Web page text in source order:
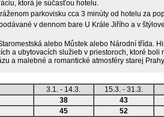
ktorá je súčasťou hotelu.
parkovisku cca 3 minúty od hotelu za
v dennom bare U Krále Jiřího a v
alebo Můstek alebo Národní třída.
a ubytovacích služieb v priestoroch, ktoré boli
a malebné a romantické atmosféry starej
3.1. - 14.3. 15.3. - 31.3.
38 43
45 52